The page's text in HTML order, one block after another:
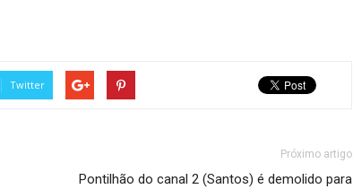
Twitter
Próximo artigo
Pontilhão do canal 2 (Santos) é demolido para